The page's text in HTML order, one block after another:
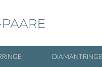
DIAMANTRINGE